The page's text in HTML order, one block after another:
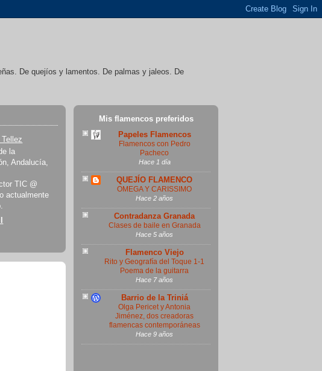
De quejíos y lamentos. De palmas y jaleos. De
Mis flamencos preferidos
Papeles Flamencos
Flamencos con Pedro
Pacheco
Hace 1 día
QUEJÍO FLAMENCO
OMEGA Y CARISSIMO
Hace 2 años
Contradanza Granada
Clases de baile en Granada
Hace 5 años
Flamenco Viejo
Rito y Geografía del Toque 1-1
Poema de la guitarra
Hace 7 años
Barrio de la Triniá
Olga Pericet y Antonia
Jiménez, dos creadoras
flamencas contemporáneas
Hace 9 años
Tellez
la
Andalucía,
TIC @
actualmente